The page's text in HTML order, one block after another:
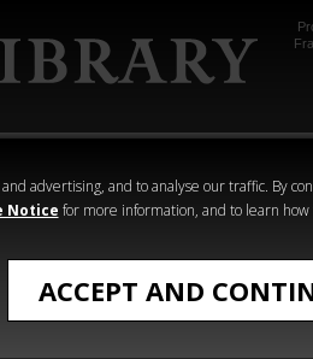
advertising, and to analyse our traffic. By
Notice for more information, and to learn how
ACCEPT AND
Heresy
Crime
Dunkle Ernte